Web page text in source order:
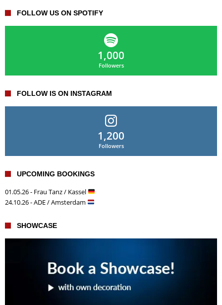
FOLLOW US ON SPOTIFY
1,000
Followers
FOLLOW IS ON INSTAGRAM
1,200
Followers
UPCOMING BOOKINGS
01.05.26 - Frau Tanz / Kassel
24.10.26 - ADE / Amsterdam
SHOWCASE